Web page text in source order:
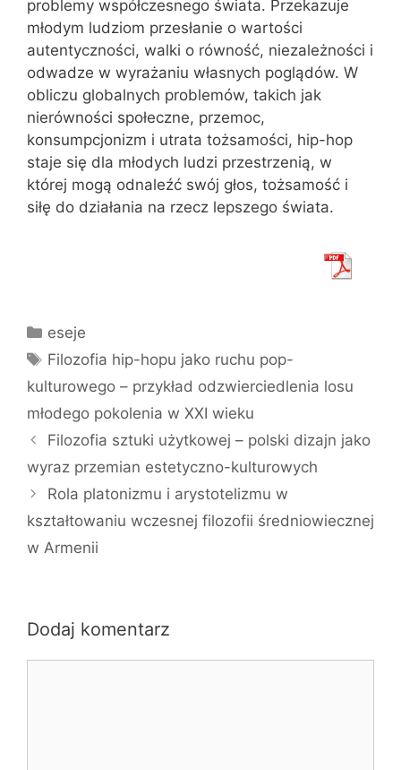
problemy współczesnego świata. Przekazuje
młodym ludziom przesłanie o wartości
autentyczności, walki o równość, niezależności i
odwadze w wyrażaniu własnych poglądów. W
obliczu globalnych problemów, takich jak
nierówności społeczne, przemoc,
konsumpcjonizm i utrata tożsamości, hip-hop
staje się dla młodych ludzi przestrzenią, w
której mogą odnaleźć swój głos, tożsamość i
siłę do działania na rzecz lepszego świata.
Kategorie
eseje
Tagi
Filozofia hip-hopu jako ruchu pop-
kulturowego – przykład odzwierciedlenia losu
młodego pokolenia w XXI wieku
Filozofia sztuki użytkowej – polski dizajn jako
wyraz przemian estetyczno-kulturowych
Rola platonizmu i arystotelizmu w
kształtowaniu wczesnej filozofii średniowiecznej
w Armenii
Dodaj komentarz